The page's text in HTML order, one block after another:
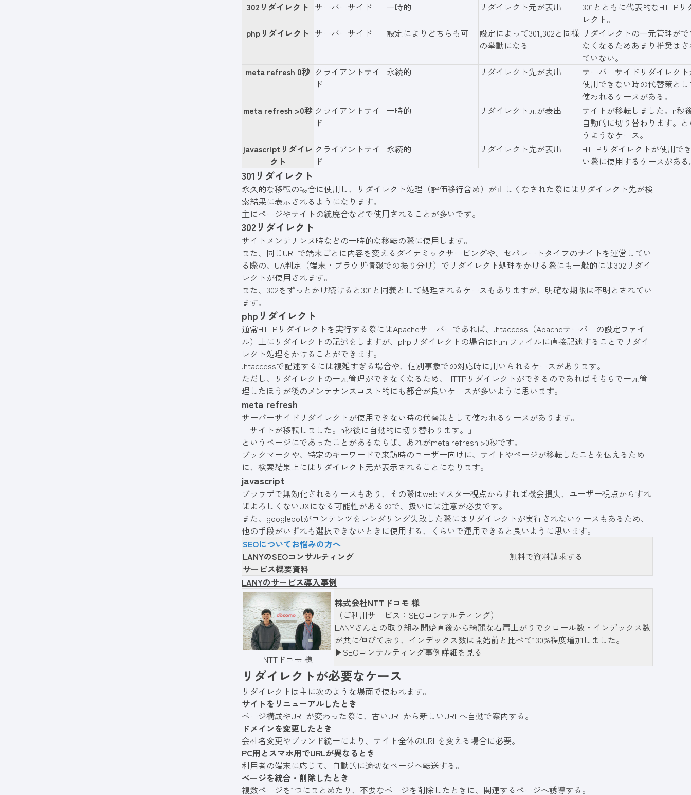
302リダイレクト サーバーサイド 一時的 リダイレクト元が表出
301とともに代表的なHTTPリ
レクト。
phpリダイレクト サーバーサイド 設定によりどちらも可
設定によって301,302と同様
の挙動になる
リダイレクトの一元管理が
なくなるためあまり推奨は
ていない。
meta refresh 0秒 クライアントサイ
ド
永続的 リダイレクト先が表出
サーバーサイドリダイレク
使用できない時の代替策と
使われるケースがある。
meta refresh >0秒 クライアントサイ
ド
一時的 リダイレクト元が表出
サイトが移転しました。n秒
自動的に切り替わります。
うようなケース。
javascriptリダイレ
クト
クライアントサイ
ド
永続的 リダイレクト先が表出
HTTPリダイレクトが使用で
い際に使用するケースがあ
301リダイレクト
永久的な移転の場合に使用し、リダイレクト処理（評価移行含め）が正しくなされた際にはリダイレクト先が検
索結果に表示されるようになります。
主にページやサイトの統廃合などで使用されることが多いです。
302リダイレクト
サイトメンテナンス時などの一時的な移転の際に使用します。
また、 同じURLで端末ごとに内容を変える ダイナミックサービングや、セパレートタイプのサイトを運営してい
る際の、UA判定 （端末・ブラウザ情報での振り分け） でリダイレクト処理をかける際にも一般的には302リダイ
レクトが使用されます。
また、302をずっとかけ続けると301と同義として処理されるケースもありますが、明確な期限は不明とされてい
ます。
phpリダイレクト
通常HTTPリダイレクトを実行する際にはApacheサーバーであれば、.htaccess （Apacheサーバーの設定ファイ
ル） 上にリダイレクトの記述をしますが、phpリダイレクトの場合はhtmlファイルに直接記述することでリダイ
レクト処理をかけることができます。
.htaccessで記述するには複雑すぎる場合や、個別事象での対応時に用いられるケースがあります。
ただし、リダイレクトの一元管理ができなくなるため、HTTPリダイレクトができるのであればそちらで一元管
理したほうが後のメンテナンスコスト的にも都合が良いケースが多いように思います。
meta refresh
サーバーサイドリダイレクトが使用できない時の代替策として使われるケースがあります。
「サイトが移転しました。n秒後に自動的に切り替わります。」
というページにであったことがあるならば、あれがmeta refresh >0秒です。
ブックマークや、特定のキーワードで来訪時のユーザー向けに、サイトやページが移転したことを伝えるため
に、検索結果上にはリダイレクト元が表示されることになります。
javascript
ブラウザで無効化されるケースもあり、その際はwebマスター視点からすれば機会損失、ユーザー視点からすれ
ばよろしくないUXになる可能性があるので、扱いには注意が必要です。
また、googlebotがコンテンツをレンダリング失敗した際にはリダイレクトが実行されないケースもあるため、
他の手段がいずれも選択できないときに使用する、くらいで運用できると良いように思います。
SEOについてお悩みの方へ
LANYのSEOコンサルティング
サービス概要資料
無料で資料請求する
LANYのサービス導入事例
NTTドコモ 様
株式会社NTTドコモ 様
（ご利用サービス：SEOコンサルティング）
LANYさんとの取り組み開始直後から綺麗な右肩上がりでクロール数・インデックス数
が共に伸びており、インデックス数は開始前と比べて130%程度増加しました。
▶︎SEOコンサルティング事例詳細を見る
リダイレクトが必要なケース
リダイレクトは主に次のような場面で使われます。
サイトをリニューアルしたとき
ページ構成やURLが変わった際に、古いURLから新しいURLへ自動で案内する。
ドメインを変更したとき
会社名変更やブランド統一により、サイト全体のURLを変える場合に必要。
PC用とスマホ用でURLが異なるとき
利用者の端末に応じて、自動的に適切なページへ転送する。
ページを統合・削除したとき
複数ページを1つにまとめたり、不要なページを削除したときに、関連するページへ誘導する。